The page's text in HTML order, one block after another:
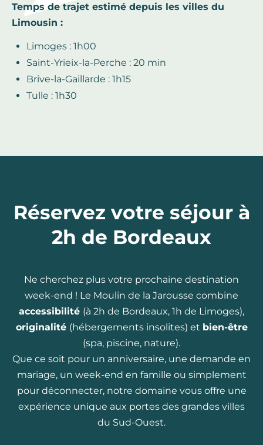
Temps de trajet estimé depuis les villes du
Limousin :
Limoges : 1h00
Saint-Yrieix-la-Perche : 20 min
Brive-la-Gaillarde : 1h15
Tulle : 1h30
Réservez votre séjour à
2h de Bordeaux
Ne cherchez plus votre prochaine destination
week-end ! Le Moulin de la Jarousse combine
accessibilité (à 2h de Bordeaux, 1h de Limoges),
originalité (hébergements insolites) et bien-être
(spa, piscine, nature).
Que ce soit pour un anniversaire, une demande en
mariage, un week-end en famille ou simplement
pour déconnecter, notre domaine vous offre une
expérience unique aux portes des grandes villes
du Sud-Ouest.